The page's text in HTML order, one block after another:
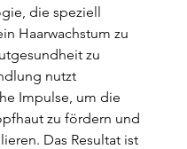
die speziell
Haarwachstum zu
zu
nutzt
Impulse, um die
zu fördern und
Das Resultat ist